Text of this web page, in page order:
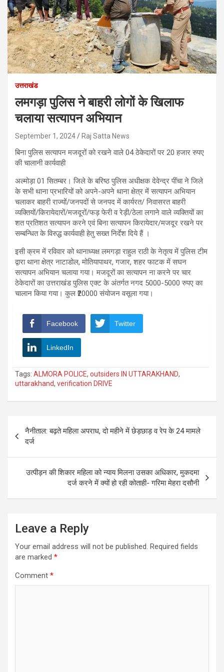
उत्तराखंड
लमगड़ा पुलिस ने बाहरी लोगों के खिलाफ
चलाया सत्यापन अभियान
September 1, 2024 Raj Satta News
बिना पुलिस सत्यापन मजदूरों को रखने वाले 04 ठेकेदारों पर 20 हजार रुपए
की चालानी कार्यवाही
अल्मोड़ा 01 सितम्बर। जिले के बरिष्ठ पुलिस अधीक्षक देवेन्द्र पींचा ने जिले
के सभी थाना प्रभारियों को अपने-अपने थाना क्षेत्र में सत्यापन अभियान
चलाकर बाहरी राज्यों/जनपदों से जनपद में कार्यरत/ निवासरत बाहरी
व्यक्तियों/किरायेदारों/मजदूरों/फड़ फेरी व रेड़ी/ठेला लगाने वाले व्यक्तियों का
शत प्रतिशत सत्यापन करने एवं बिना सत्यापन किरायेदार/मजदूर रखने पर
सम्बन्धित के विरुद्ध कार्यवाही हेतु सख्त निर्देश दिये हैं ।
इसी क्रम में रविवार को थानाध्यक्ष लमगड़ा राहुल राठी के नेतृत्व में पुलिस टीम
द्वारा थाना क्षेत्र नाटाडोल, मोतियापाथर, गजार, शहर फाटक में सघन
सत्यापन अभियान चलाया गया। मजदूरों का सत्यापन ना करने पर चार
ठेकेदारों का उत्तराखंड पुलिस एक्ट के अंतर्गत नगद 5000-5000 रुपए का
चालान किया गया। कुल ₹20000 संयोजन वसूला गया।
Facebook Twitter
LinkedIn
Tags: ALMORA POLICE, outsiders IN UTTARAKHAND,
uttarakhand, verification DRIVE
Post
navigation
नैनीताल: बढ़ते महिला अपराध, दो महीने में छेड़छाड़ व रेप के 24 मामले
दर्ज
उत्पीड़न की शिकार महिला को न्याय मिलना उसका अधिकार, मुकदमा
दर्ज करने में क्यों हो रही कोताही- गरिमा मेहरा दसौनी
Leave a Reply
Your email address will not be published. Required fields
are marked *
Comment *